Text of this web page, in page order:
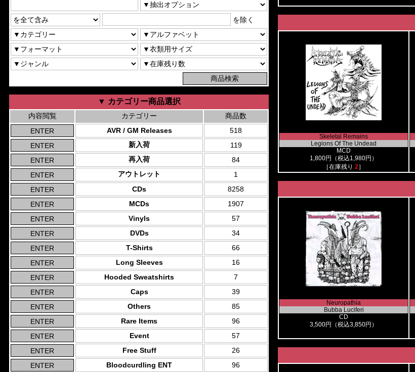
を除く
▼ カテゴリー商品選択
内容閲覧 カテゴリー
商品数
AVR / GM Releases
518
新入荷
119
再入荷
84
アウトレット
1
CDs
8258
MCDs
1907
Vinyls
57
DVDs
34
T-Shirts
66
Long Sleeves
16
Hooded Sweatshirts
7
Caps
39
Others
85
Rare Items
96
Event
57
Free Stuff
26
Bloodcurdling ENT
96
Skeletal Remains
Legions Of The Undead
MCD
1,800円（税込1,980円）
［在庫残り 2］
Neuropathia
Bubba Luciferi
CD
3,500円（税込3,850円）